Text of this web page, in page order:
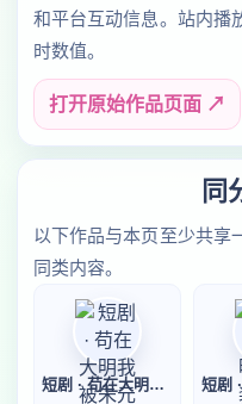
和平台互动信息。站内播
时数值。
打开原始作品页面 ↗
同
以下作品与本页至少共享
同类内容。
短剧 · 苟在大明我被朱元璋偷听心声